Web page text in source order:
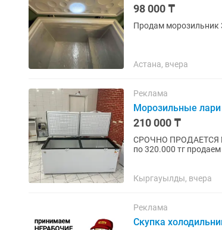
98 000 ₸
Продам морозильник
Астана, вчера
Реклама
Морозильные лари
210 000 ₸
СРОЧНО ПРОДАЕТСЯ
по 320.000 тг
Кыргауылды, вчера
Реклама
Скупка